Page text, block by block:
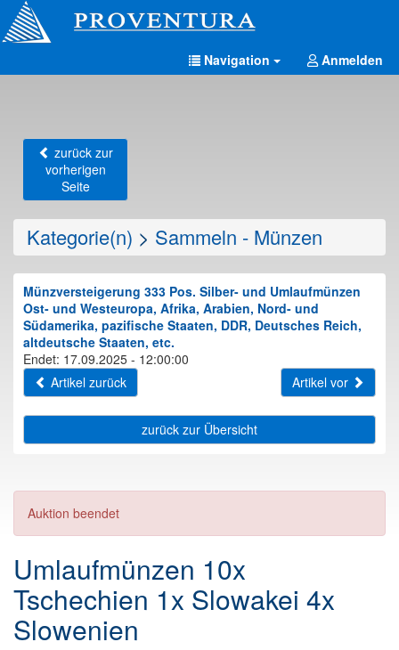
Navigation Anmelden
zurück zur
vorherigen
Seite
Kategorie(n) > Sammeln - Münzen
Münzversteigerung 333 Pos. Silber- und Umlaufmünzen
Ost- und Westeuropa, Afrika, Arabien, Nord- und
Südamerika, pazifische Staaten, DDR, Deutsches Reich,
altdeutsche Staaten, etc.
Endet: 17.09.2025 - 12:00:00
Artikel zurück
Artikel vor
zurück zur Übersicht
Auktion beendet
Umlaufmünzen 10x
Tschechien 1x Slowakei 4x
Slowenien